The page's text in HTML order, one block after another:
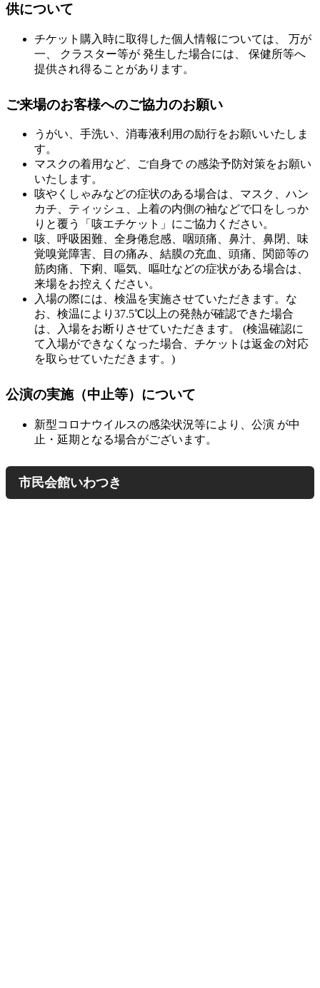
供について
チケット購入時に取得した個人情報については、 万が
一、 クラスター等が 発生した場合には、 保健所等へ
提供され得ることがあります。
ご来場のお客様へのご協力のお願い
うがい、手洗い、消毒液利用の励行をお願いいたしま
す。
マスクの着用など、ご自身で の感染予防対策をお願い
いたします。
咳やくしゃみなどの症状のある場合は、マスク、ハン
カチ、ティッシュ、上着の内側の袖などで口をしっか
りと覆う「咳エチケット」にご協力ください。
咳、呼吸困難、全身倦怠感、咽頭痛、鼻汁、鼻閉、味
覚嗅覚障害、目の痛み、結膜の充血、頭痛、関節等の
筋肉痛、下痢、嘔気、嘔吐などの症状がある場合は、
来場をお控えください。
入場の際には、検温を実施させていただきます。な
お、検温により37.5℃以上の発熱が確認できた場合
は、入場をお断りさせていただきます。 (検温確認に
て入場ができなくなった場合、チケットは返金の対応
を取らせていただきます。)
公演の実施（中止等）について
新型コロナウイルスの感染状況等により、公演 が中
止・延期となる場合がございます。
市民会館いわつき